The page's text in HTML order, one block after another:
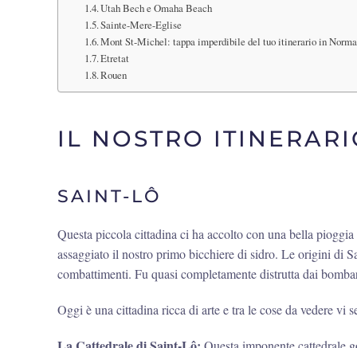
Utah Bech e Omaha Beach
Sainte-Mere-Eglise
Mont St-Michel: tappa imperdibile del tuo itinerario in
Etretat
Rouen
IL NOSTRO
SAINT-LÔ
Questa piccola cittadina ci ha accolto con una bella
assaggiato il nostro primo bicchiere di sidro. Le origini di
combattimenti. Fu quasi completamente distrutta dai
Oggi è una cittadina ricca di arte e tra le cose da vedere vi